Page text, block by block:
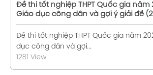
Đề thi tốt nghiệp THPT Quốc gia năm
Giáo dục công dân và gợi ý giải đề
Đề thi tốt nghiệp THPT Quốc gia năm
dục công dân và gợi...
1281 View